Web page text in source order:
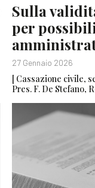
Sulla
per
27 Gennaio 2026
[ Cassazione civile,
Pres. F. De Stefano,